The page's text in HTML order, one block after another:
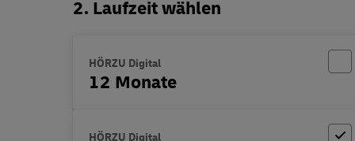
2. Laufzeit wählen
HÖRZU Digital
12 Monate
HÖRZU Digital